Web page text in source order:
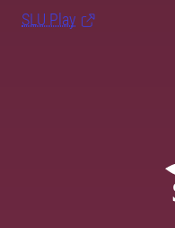
SLU Play